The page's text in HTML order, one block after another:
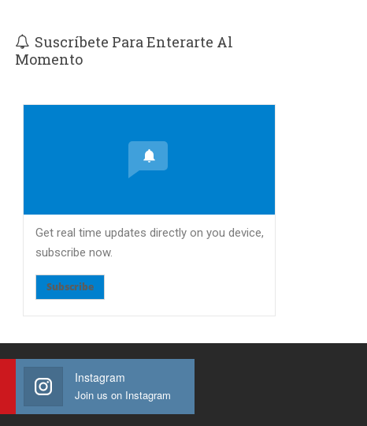
Suscríbete Para Enterarte Al
Momento
Get real time updates directly on you device,
subscribe now.
Subscribe
Instagram
Join us on Instagram